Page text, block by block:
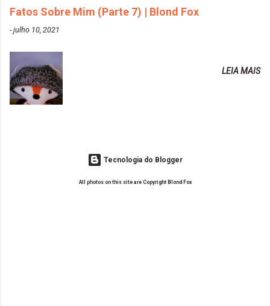
Ozzy Lilac
em meu cabelo, pois, sempre jogava tinta em cima
embora... O que tem de melhor em ser Blogueira? Ver o seu trabalho
sendo reconhecido. Aonde deseja chegar com o seu Blog? Muito
além daquilo que imagino. Seu blog pra você é profissional ou passa-
tudo para ele. Quais blogs acompanha, e quais indica? Eu acompanho
o Drilly Design e comecei a ler as postagens do antigo blog da Sweet
Carol "Magic Days". Tem sido fácil o convívio com seguidoras e
leitoras? Claro. Seu blog já esta como quer, ou ainda ...
Fatos Sobre Mim (Parte 7) | Blond Fox
-julho 10, 2021
LEIA MAIS
Tecnologia do Blogger
All photos on this site are Copyright Blond Fox